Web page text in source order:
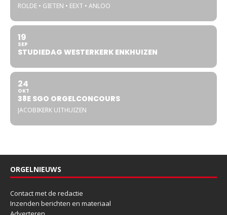
ROLDE • GIETEN • EEXT • ANLOO
19
SEP
STUDIEDAG WESTERKERK ENKHUIZEN
24
OKT
38E SGO ORGELCONCOURS
JACOBIKERK UITHUIZEN
ORGELNIEUWS
Contact met de redactie
Inzenden berichten en materiaal